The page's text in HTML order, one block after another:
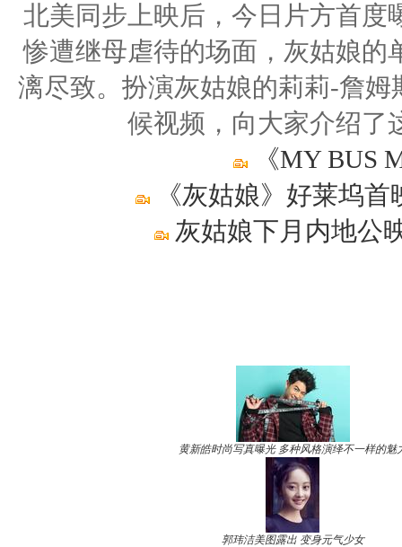
北美同步上映后，今日片方首度
惨遭继母虐待的场面，灰姑娘的
漓尽致。扮演灰姑娘的莉莉-詹姆
候视频，向大家介绍了
《MY BUS
《灰姑娘》好莱坞
灰姑娘下月内地公
黄新皓时尚写真曝光 多种风格演绎不一样的魅
郭玮洁美图露出 变身元气少女